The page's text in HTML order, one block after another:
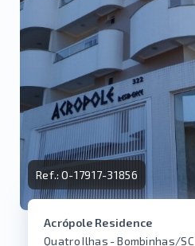
Ref.:O-17917-31856
Acrópole Residence
Quatro Ilhas - Bombinhas/SC